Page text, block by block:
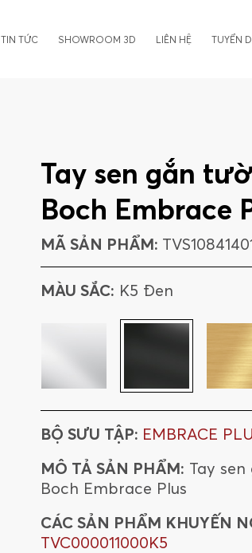
TIN TỨC SHOWROOM 3D LIÊN HỆ TUYỂN
Tay sen gắn
Boch Embrace
MÃ SẢN PHẨM:
MÀU SẮC: K5 Đen
BỘ SƯU TẬP: EMBRACE
MÔ TẢ SẢN PHẨM: Tay
Boch Embrace Plus
CÁC SẢN PHẨM KHUYẾN
TVC000011000K5